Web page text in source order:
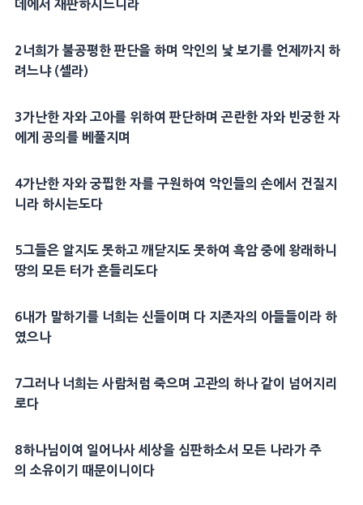
데에서 재판하시느니라
2너희가 불공평한 판단을 하며 악인의 낯보기를 언제까지 하
려느냐 (셀라)
3가난한 자와 고아를 위하여 판단하며 곤란한 자와 빈궁한 자
에게 공의 를 베풀지며
4가난한 자와 궁핍한 자를 구원 하여 악인들의 손에서 건질지
니라 하시는도다
5그들은 알지도 못하고 깨닫지도 못하여 흑암 중에 왕래하니
땅의 모든 터가 흔들리도다
6내가 말하기를 너희는 신들이며 다 지존자의 아들들이라 하
였으나
7그러나 너희는 사람처럼 죽으며 고관의 하나 같이 넘어지리
로다
8하나님이여 일어나사 세상을 심판하소서 모든 나라가 주
의 소유이기 때문이니이다